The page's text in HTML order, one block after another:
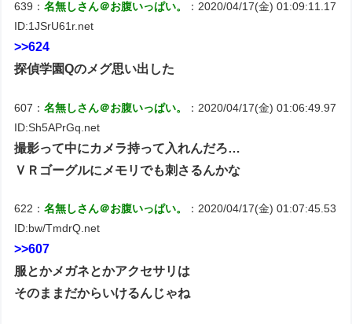
639：名無しさん＠お腹いっぱい。
：2020/04/17(金) 01:09:11.17
ID:1JSrU61r.net
>>624
探偵学園Qのメグ思い出した
607：名無しさん＠お腹いっぱい。
：2020/04/17(金) 01:06:49.97
ID:Sh5APrGq.net
撮影って中にカメラ持って入れんだろ…
ＶＲゴーグルにメモリでも刺さるんかな
622：名無しさん＠お腹いっぱい。
：2020/04/17(金) 01:07:45.53
ID:bw/TmdrQ.net
>>607
服とかメガネとかアクセサリは
そのままだからいけるんじゃね